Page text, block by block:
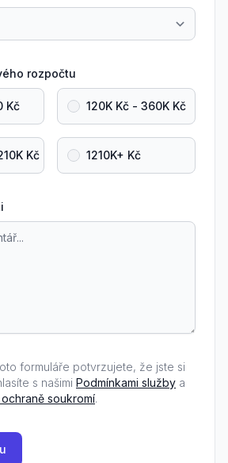
rozpočtu
Kč 120K Kč - 360K Kč
Kč 1210K+ Kč
formuláře potvrzujete, že jste si
s našimi Podmínkami služby a
soukromí.